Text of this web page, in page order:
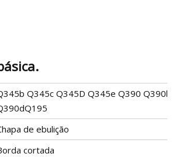
Q345c Q345D Q345e Q390 Q390b
de ebulição
cortada